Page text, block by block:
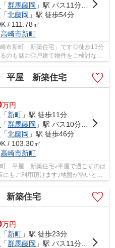
「群馬藤岡 」駅 バス11分 「国道十字路」 停歩21分
「北藤岡 」駅 徒歩54分
/ 111.78㎡
高崎市新町
崎市新町 新築住宅」です◎徒歩13分
のも魅力◎戸建て物件をご検討な
平屋 新築住宅
万円
「新町 」駅 徒歩11分
「群馬藤岡 」駅 バス10分 「新町第十区市営住宅入口」 停歩9分
「北藤岡 」駅 徒歩46分
/ 103.30㎡
高崎市新町
町 平屋 新築住宅♪平屋で過ごすのは
もご利用頂けます♪地盤が弱いと大
はとても大...
新築住宅
万円
「新町 」駅 徒歩23分
「群馬藤岡 」駅 バス11分 「国道十字路」 停歩19分